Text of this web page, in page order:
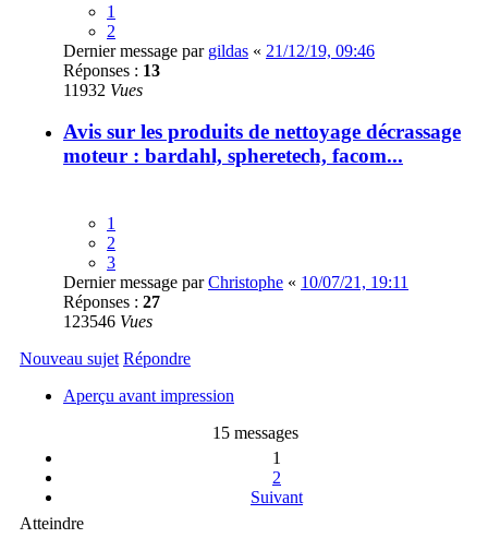
1
2
Dernier message par gildas « 21/12/19, 09:46
Réponses : 13
11932 Vues
Avis sur les produits de nettoyage décrassage
moteur : bardahl, spheretech, facom...
1
2
3
Dernier message parChristophe « 10/07/21, 19:11
Réponses : 27
123546 Vues
Nouveau sujet Répondre
Aperçu avant impression
15 messages
1
2
Suivant
Atteindre